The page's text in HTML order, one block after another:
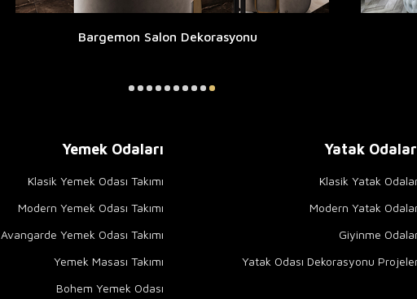
Bargemon Salon Dekorasyonu
Yatak
Klasik Yatak
Modern Yatak
Giyinme
Yatak Odası Dekorasyonu
Yemek Odaları
Klasik Yemek Odası Takımı
Modern Yemek Odası Takımı
Avangarde Yemek Odası Takımı
Yemek Masası Takımı
Bohem Yemek Odası